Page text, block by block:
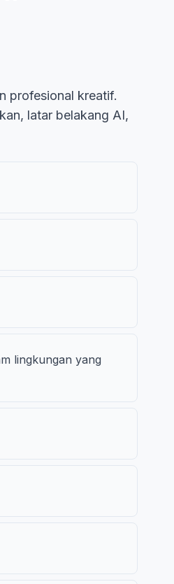
profesional kreatif.
latar belakang AI,
lingkungan yang